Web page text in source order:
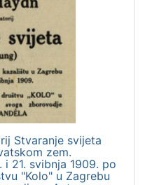
Stvaranje svijeta
zem.
i 21. svibnja 1909. po
"Kolo" u Zagrebu